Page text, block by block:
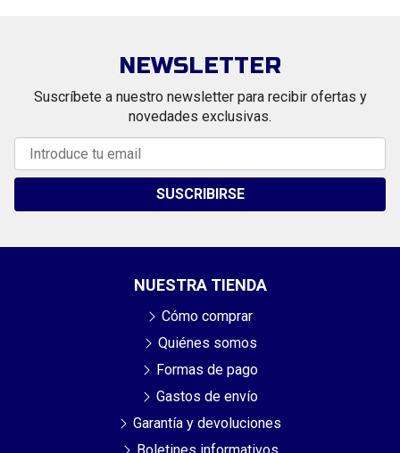
NEWSLETTER
Suscríbete a nuestro newsletter para recibir ofertas y
novedades exclusivas.
SUSCRIBIRSE
NUESTRA TIENDA
Cómo comprar
Quiénes somos
Formas de pago
Gastos de envío
Garantía y devoluciones